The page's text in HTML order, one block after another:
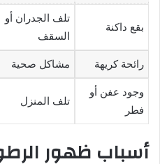
بقع داكنة
تلف الجدران أو
السقف
رائحة كريهة مشاكل صحية
وجود عفن أو
فطر
تلف المنزل
أسباب ظهور